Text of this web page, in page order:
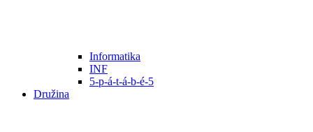
Informatika
INF
5-p-á-t-á-b-é-5
Družina